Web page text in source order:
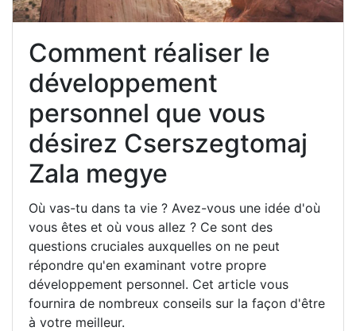
Comment réaliser le
développement
personnel que vous
désirez Cserszegtomaj
Zala megye
Où vas-tu dans ta vie ? Avez-vous une idée d'où
vous êtes et où vous allez ? Ce sont des
questions cruciales auxquelles on ne peut
répondre qu'en examinant votre propre
développement personnel. Cet article vous
fournira de nombreux conseils sur la façon d'être
à votre meilleur.